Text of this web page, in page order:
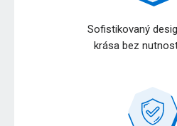
Sofistikovaný
krása bez